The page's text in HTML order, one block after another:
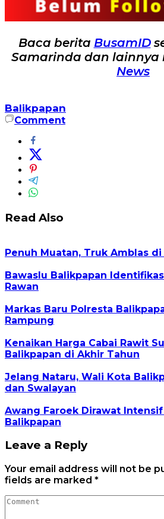
Baca berita BusamID
Samarinda dan lainnya
News
Balikpapan
Comment
Read Also
Penuh Muatan, Truk Amblas
Bawaslu Balikpapan
Rawan
Markas Baru Polresta
Rampung
Kenaikan Harga Cabai Rawit
Balikpapan di Akhir Tahun
Jelang Nataru, Wali Kota
dan Swalayan
Awang Faroek Dirawat Intensif
Balikpapan
Leave a Reply
Your email address will not be
fields are marked *